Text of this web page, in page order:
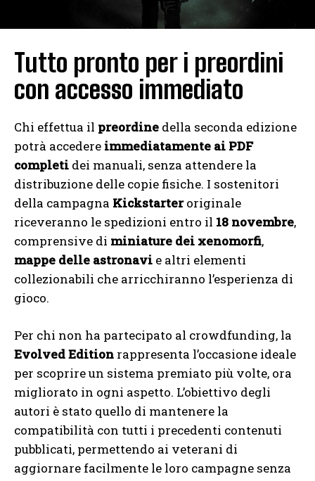
Tutto pronto per i preordini
con accesso immediato
Chi effettua il preordine della seconda edizione
potrà accedere immediatamente ai PDF
completi dei manuali, senza attendere la
distribuzione delle copie fisiche. I sostenitori
della campagna Kickstarteroriginale
riceveranno le spedizioni entro il 18 novembre,
comprensive di miniature dei xenomorfi,
mappe delle astronavi e altri elementi
collezionabili che arricchiranno l’esperienza di
gioco.
Per chi non ha partecipato al crowdfunding, la
Evolved Edition rappresenta l’occasione ideale
per scoprire un sistema premiato più volte, ora
migliorato in ogni aspetto. L’obiettivo degli
autori è stato quello di mantenere la
compatibilità con tutti i precedenti contenuti
pubblicati, permettendo ai veterani di
aggiornare facilmente le loro campagne senza